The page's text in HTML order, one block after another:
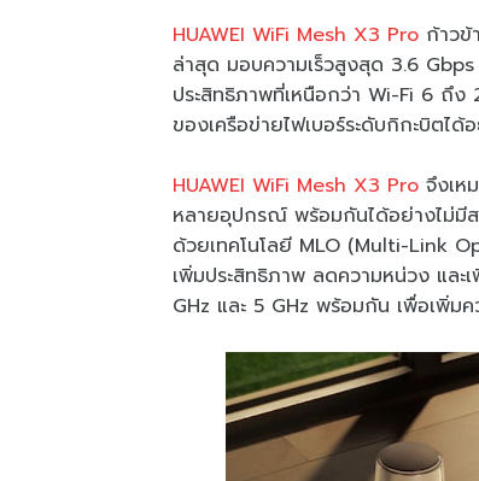
HUAWEI WiFi Mesh X3 Pro ก้าวข้
ล่าสุด มอบความเร็วสูงสุด 3.6
ประสิทธิภาพที่เหนือกว่า Wi-Fi 6 ถึ
ของเครือข่ายไฟเบอร์ระดับกิกะบิตได้
HUAWEI WiFi Mesh X3 Pro จึงเห
หลายอุปกรณ์ พร้อมกันได้อย่างไม่มีส
ด้วยเทคโนโลยี MLO (Multi-Link
เพิ่มประสิทธิภาพ ลดความหน่วง และ
GHz และ 5 GHz พร้อมกัน เพื่อเพิ่ม